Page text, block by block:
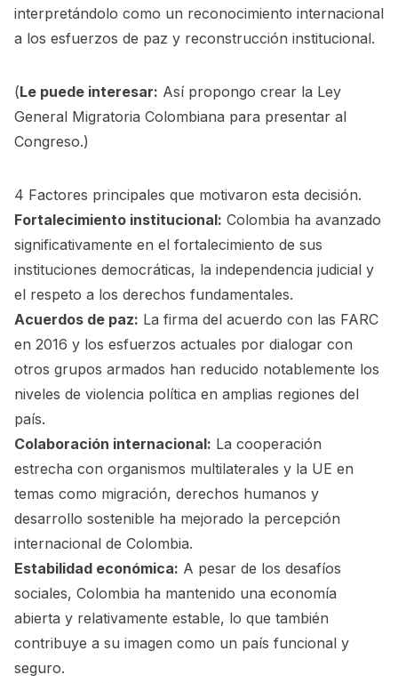
interpretándolo como un reconocimiento internacional
a los esfuerzos de paz y reconstrucción institucional.
(Le puede interesar: Así propongo crear la Ley
General Migratoria Colombiana para presentar al
Congreso.)
4 Factores principales que motivaron esta decisión.
Fortalecimiento institucional: Colombia ha avanzado
significativamente en el fortalecimiento de sus
instituciones democráticas, la independencia judicial y
el respeto a los derechos fundamentales.
Acuerdos de paz: La firma del acuerdo con las FARC
en 2016 y los esfuerzos actuales por dialogar con
otros grupos armados han reducido notablemente los
niveles de violencia política en amplias regiones del
país.
Colaboración internacional: La cooperación
estrecha con organismos multilaterales y la UE en
temas como migración, derechos humanos y
desarrollo sostenible ha mejorado la percepción
internacional de Colombia.
Estabilidad económica: A pesar de los desafíos
sociales, Colombia ha mantenido una economía
abierta y relativamente estable, lo que también
contribuye a su imagen como un país funcional y
seguro.